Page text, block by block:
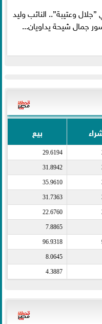
وعتيبة”.. النائب وليد
جمال شيحة يداويان...
بيع
29.6194
31.8942
35.9610
31.7363
22.6760
7.8865
96.9318
8.0645
4.3887